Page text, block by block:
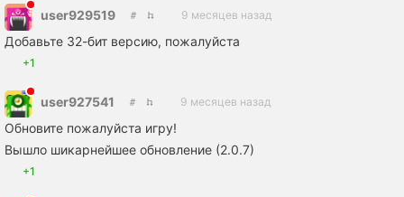
user929519 9 месяцев назад
Добавьте 32-бит версию, пожалуйста
+1
user927541 9 месяцев назад
Обновите пожалуйста игру!
Вышло шикарнейшее обновление (2.0.7)
+1